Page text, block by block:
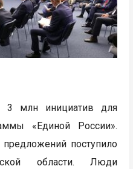
3 млн инициатив для
«Единой России».
поступило
области. Люди